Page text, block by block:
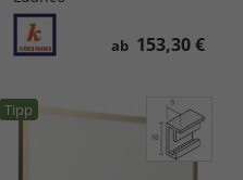
ab 153,30 €
Tipp